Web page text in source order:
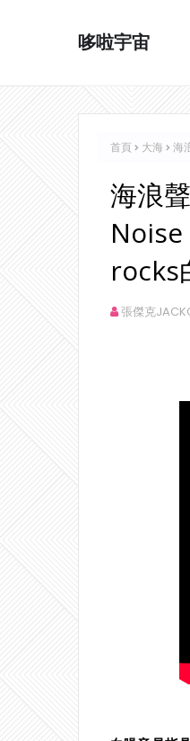
哆啦宇宙
首頁 大海 海
海浪
rocks
張傑克